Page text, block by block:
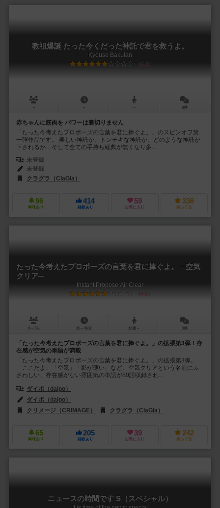
教祖爆誕 たった今くだった神託で君を救うよ。
Kyouso Bakutan
6.0
－ － ー 8件
赤ちゃんに筋肉を パワーは裏切りません
「たった今考えたプロポーズの言葉を君に捧ぐよ。」のスピンオフ第
一弾作品です。 美しい神託か、トンチキな神託か、どのような神託が
下されるか…そして全ての手持ち経典が無くなり多...
未登録
未登録
クラグラ（ClaGla）
96
興味あり
414
経験あり
59
お気に入り
336
持ってる
たった今考えたプロポーズの言葉を君に捧ぐよ。 ─空気
クリア─
Instant Propose:Air Clear
6.2
3～7人 15～35分 13歳～ 3件
「たった今考えたプロポーズの言葉を君に捧ぐよ。」の拡張第3弾！存
在感が空気の単語が満載
「たった今考えたプロポーズの言葉を君に捧ぐよ。」の拡張第3弾。
「ここだよ」「空気」「影が薄い」など、空気クリアという名前にふ
さわしい、存在感がない雰囲気の単語が80語収録され...
ダイポ（daipo）
ダイポ（daipo）
クリメージ（CRIMAGE）
クラグラ（ClaGla）
65
興味あり
205
経験あり
39
お気に入り
242
持ってる
ニュースの時間です S（スペシャル）